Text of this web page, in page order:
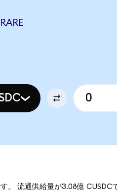
。 流通供給量が3.08億